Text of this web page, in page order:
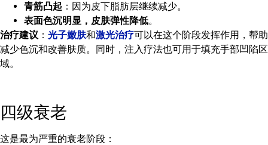
青筋凸起 ：因为皮下脂肪层继续减少。
表面色沉明显，皮肤弹性降低。
治疗建议 ： 光子嫩肤和激光治疗可以在这个阶段发挥作用，帮助
减少色沉和改善肤质。同时，注入疗法也可用于填充手部凹陷区
域。
四级衰老
这是最为严重的衰老阶段：